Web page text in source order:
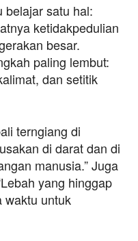
belajar satu hal:
ketidakpedulian
besar.
paling lembut:
dan setitik
terngiang di
di darat dan di
manusia.” Juga
yang hinggap
waktu untuk